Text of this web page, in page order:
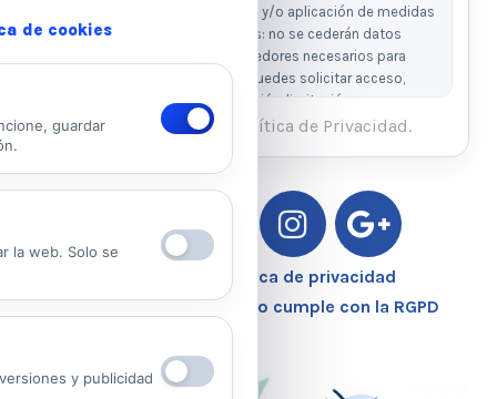
consentimiento del interesado y/o aplicación de medidas
precontractuales. Destinatarios: no se cederán datos
salvo obligación legal o proveedores necesarios para
prestar el servicio. Derechos: puedes solicitar acceso,
rectificación, supresión, oposición, limitación y
portabilidad escribiendo al email legal indicado.
Ver Política de Cookies
He leído y acepto la Política de Privacidad.
Aviso Legal – Política de privacidad
Nuestro Centro Sanitario cumple con la RGPD
de cookies
guardar
la web. Solo se
y publicidad